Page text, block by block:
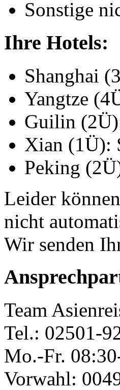
Sonstige
Ihre Hotels:
Shanghai
Yangtze
Guilin
Xian (1Ü):
Peking
Leider
nicht
Wir senden
Team
Tel.: 02501-
Mo.-Fr.
Vorwahl: